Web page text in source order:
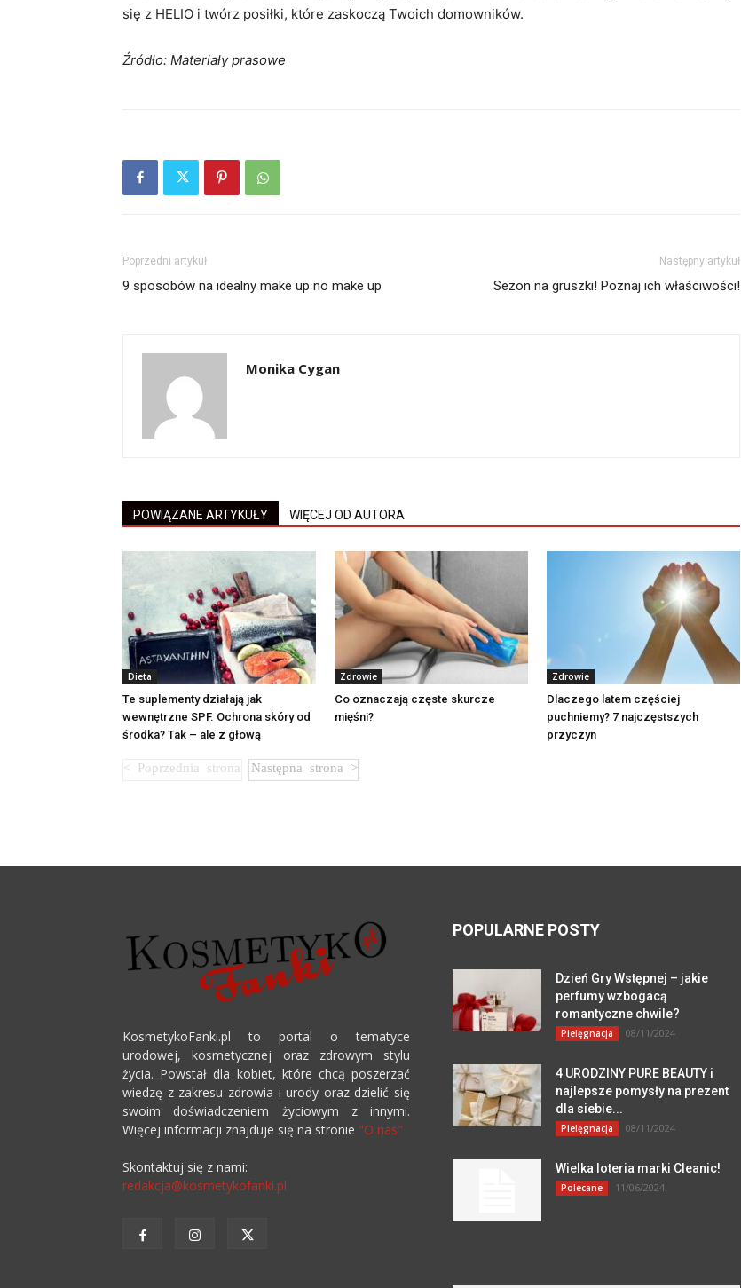
się z HELIO i twórz posiłki, które zaskoczą Twoich domowników.
Źródło: Materiały prasowe
Poprzedni artykuł
9 sposobów na idealny make up no make up
Następny artykuł
Sezon na gruszki! Poznaj ich właściwości!
Monika Cygan
POWIĄZANE ARTYKUŁY WIĘCEJ OD AUTORA
Dieta
Te suplementy działają jak
wewnętrzne SPF. Ochrona skóry od
środka? Tak – ale z głową
Zdrowie
Co oznaczają częste skurcze
mięśni?
Zdrowie
Dlaczego latem częściej
puchniemy? 7 najczęstszych
przyczyn
KosmetykoFanki.pl to portal o tematyce
urodowej, kosmetycznej oraz zdrowym stylu
życia. Powstał dla kobiet, które chcą poszerzać
wiedzę z zakresu zdrowia i urody oraz dzielić się
swoim doświadczeniem życiowym z innymi.
Więcej informacji znajduje się na stronie "O nas"
Skontaktuj się z nami:
redakcja@kosmetykofanki.pl
POPULARNE POSTY
Dzień Gry Wstępnej – jakie
perfumy wzbogacą
romantyczne chwile?
Pielęgnacja 08/11/2024
4 URODZINY PURE BEAUTY i
najlepsze pomysły na prezent
dla siebie...
Pielęgnacja 08/11/2024
Wielka loteria marki Cleanic!
Polecane 11/06/2024